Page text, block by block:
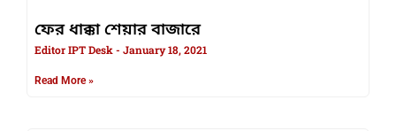
ফের ধাক্কা শেয়ার বাজারে
Editor IPT Desk January 18, 2021
Read More »